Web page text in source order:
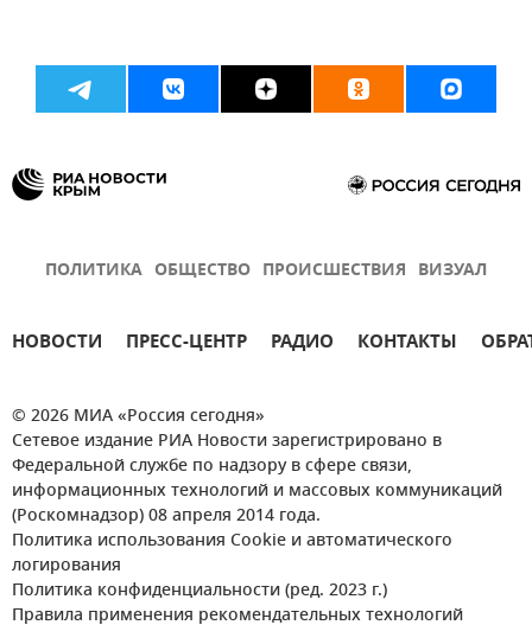
ПОЛИТИКА ОБЩЕСТВО ПРОИСШЕСТВИЯ ВИЗУАЛ
НОВОСТИ ПРЕСС-ЦЕНТР РАДИО КОНТАКТЫ
© 2026 МИА «Россия сегодня»
Сетевое издание РИА Новости зарегистрировано в
Федеральной службе по надзору в сфере связи,
информационных технологий и массовых коммуникаций
(Роскомнадзор) 08 апреля 2014 года.
Политика использования Cookie и автоматического
логирования
Политика конфиденциальности (ред. 2023 г.)
Правила применения рекомендательных технологий